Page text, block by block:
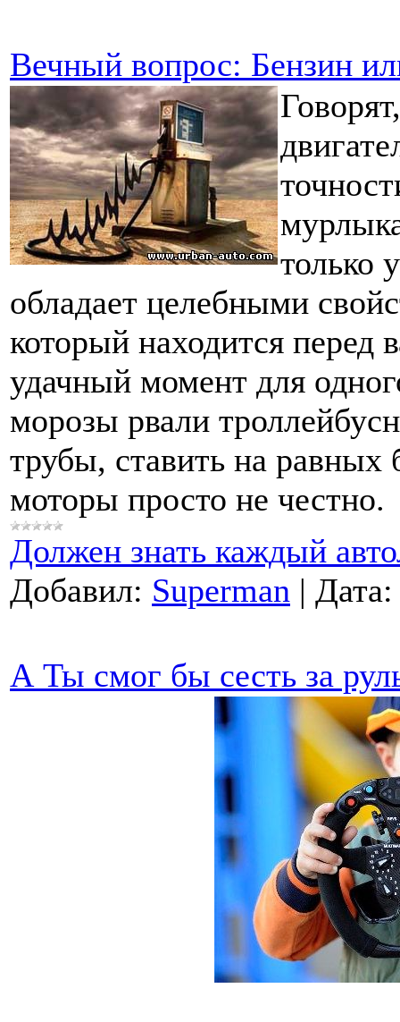
Вечный вопрос: Бензин
только
обладает целебными
который находится перед
удачный момент для
морозы рвали
трубы, ставить на равных
моторы просто не честно.
Должен знать каждый
Добавил: Superman | Дата:
А Ты смог бы сесть за